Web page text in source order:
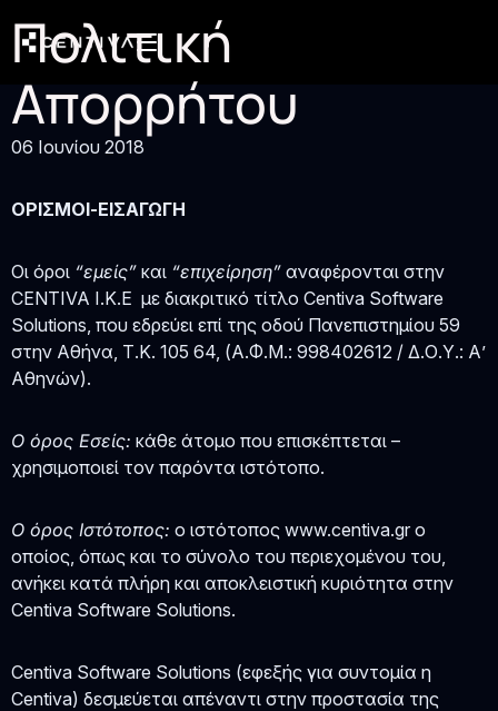
Πολιτική
Απορρήτου
06 Ιουνίου 2018
ΟΡΙΣΜΟΙ-ΕΙΣΑΓΩΓΗ
Οι όροι “εμείς” και “επιχείρηση” αναφέρονται στην
CENTIVA I.K.E με διακριτικό τίτλο Centiva Software
Solutions, που εδρεύει επί της οδού Πανεπιστημίου 59
στην Αθήνα, Τ.Κ. 105 64, (Α.Φ.Μ.: 998402612 / Δ.Ο.Υ.: Α’
Αθηνών).
O όρος Εσείς: κάθε άτομο που επισκέπτεται –
χρησιμοποιεί τον παρόντα ιστότοπο.
O όρος Ιστότοπος: ο ιστότοπος www.centiva.gr ο
οποίος, όπως και το σύνολο του περιεχομένου του,
ανήκει κατά πλήρη και αποκλειστική κυριότητα στην
Centiva Software Solutions.
Centiva Software Solutions (εφεξής για συντομία η
Centiva) δεσμεύεται απέναντι στην προστασία της